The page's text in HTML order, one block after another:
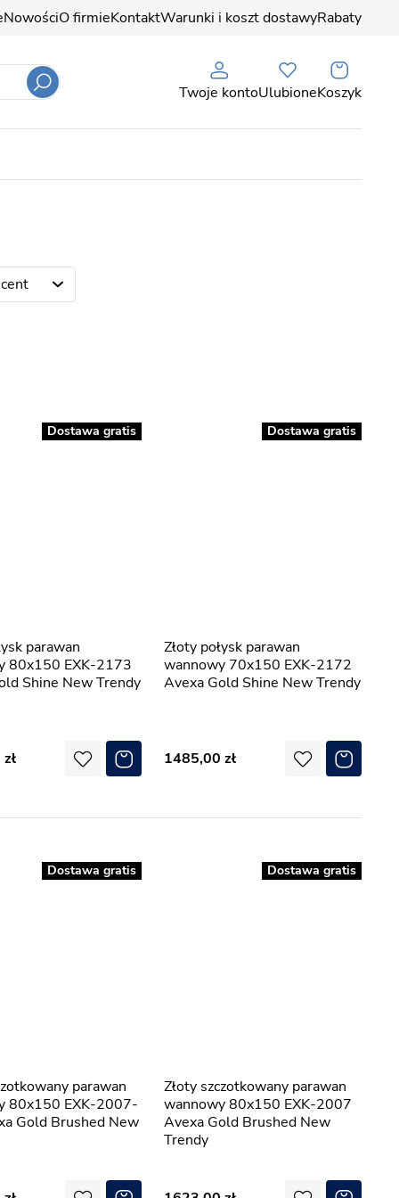
NowościO firmieKontaktWarunki i koszt dostawyRabaty
Twoje kontoUlubioneKoszyk
80x150 EXK-2173
Shine New Trendy
Dostawa gratis
Złoty połysk parawan
wannowy 70x150 EXK-2172
Avexa Gold Shine New Trendy
1485,00
Dostawa gratis
80x150 EXK-2007-
Gold Brushed New
Dostawa gratis
Złoty szczotkowany parawan
wannowy 80x150 EXK-2007
Avexa Gold Brushed New
Trendy
Dostawa gratis